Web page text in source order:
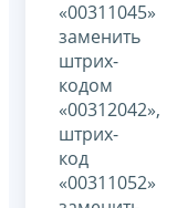
«00311045»
заменить
штрих-
кодом
«00312042»,
штрих-
код
«00311052»